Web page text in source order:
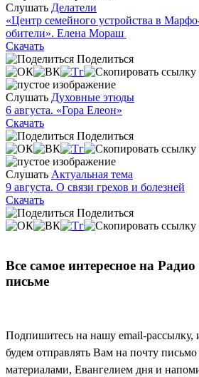
Слушать Делатели
«Центр семейного устройства в
обители». Елена Мораш
Скачать
Поделиться
Слушать Духовные этюды
6 августа. «Гора Елеон»
Скачать
Поделиться
Слушать Актуальная тема
9 августа. О связи грехов и болезней
Скачать
Поделиться
Все самое интересное на
письме
Подпишитесь на нашу email-рассылку,
будем отправлять Вам на почту
материалами, Евангелием дня и